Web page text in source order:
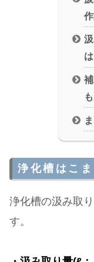
浄化槽はこ
浄化槽の汲み取
す。